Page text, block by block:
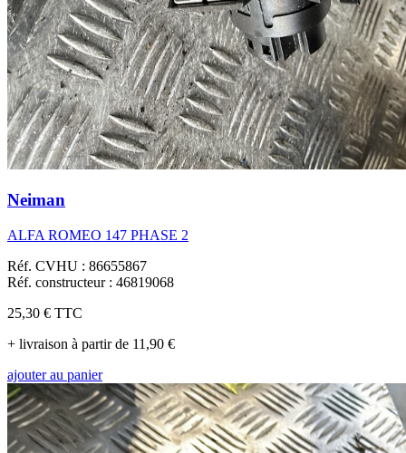
Neiman
ALFA ROMEO 147 PHASE 2
Réf. CVHU : 86655867
Réf. constructeur : 46819068
25,30 € TTC
+ livraison à partir de 11,90 €
ajouter au panier